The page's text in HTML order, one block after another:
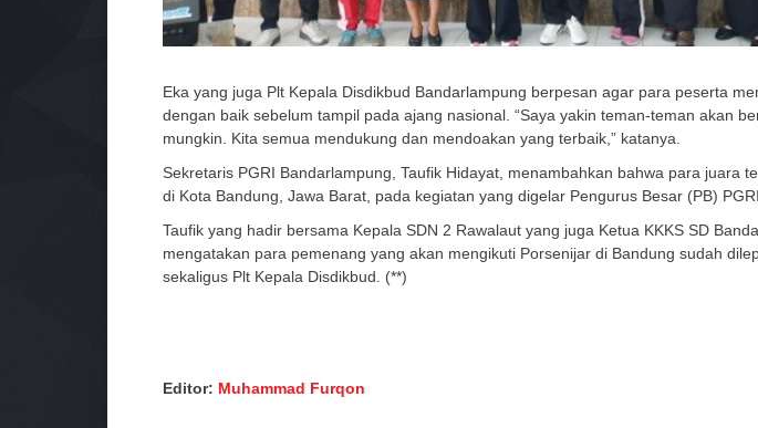
Eka yang juga Plt Kepala Disdikbud Bandarlampung berpesan agar para peserta
dengan baik sebelum tampil pada ajang nasional. “Saya yakin teman-teman akan
mungkin. Kita semua mendukung dan mendoakan yang terbaik,” katanya.
Sekretaris PGRI Bandarlampung, Taufik Hidayat, menambahkan bahwa para juara
di Kota Bandung, Jawa Barat, pada kegiatan yang digelar Pengurus Besar (PB) PGRI.
Taufik yang hadir bersama Kepala SDN 2 Rawalaut yang juga Ketua KKKS SD
mengatakan para pemenang yang akan mengikuti Porsenijar di Bandung sudah
sekaligus Plt Kepala Disdikbud. (**)
Editor: Muhammad Furqon